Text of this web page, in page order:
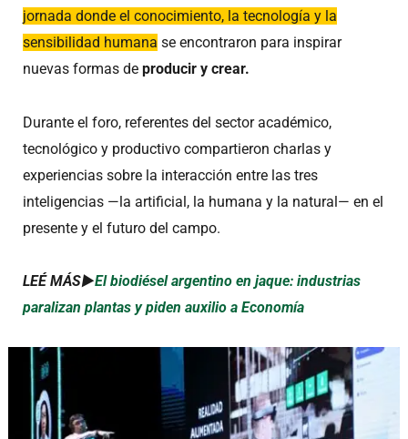
jornada donde el conocimiento, la tecnología y la
sensibilidad humana se encontraron para inspirar
nuevas formas de producir y crear.
Durante el foro, referentes del sector académico,
tecnológico y productivo compartieron charlas y
experiencias sobre la interacción entre las tres
inteligencias —la artificial, la humana y la natural— en el
presente y el futuro del campo.
LEÉ MÁS►El biodiésel argentino en jaque: industrias
paralizan plantas y piden auxilio a Economía